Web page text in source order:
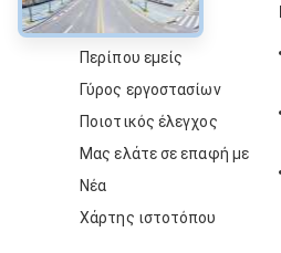
περίπου
Περίπου εμείς
Γύρος εργοστασίων
Ποιοτικός έλεγχος
Μας ελάτε σε επαφή με
Νέα
Χάρτης ιστοτόπου